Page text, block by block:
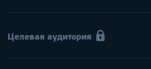
Целевая аудитория